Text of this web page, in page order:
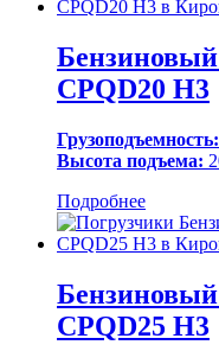
CPQD20 H3
Грузоподъемность:
Высота подъема:
Подробнее
CPQD25 H3